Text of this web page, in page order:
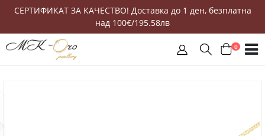
СЕРТИФИКАТ ЗА КАЧЕСТВО! Доставка до 1 ден, безплатна
над 100€/195.58лв
0